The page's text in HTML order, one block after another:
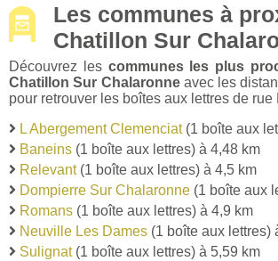
Les communes à
Chatillon Sur
Découvrez les communes les plus
Chatillon Sur Chalaronneavec les
pour retrouver les boîtes aux lettres de rue
L Abergement Clemenciat(1 boîte aux
Baneins (1 boîte aux lettres) à 4,48 km
Relevant(1 boîte aux lettres) à 4,5 km
Dompierre Sur Chalaronne (1 boîte aux
Romans (1 boîte aux lettres) à 4,9 km
Neuville Les Dames (1 boîte aux lettres)
Sulignat(1 boîte aux lettres) à 5,59 km